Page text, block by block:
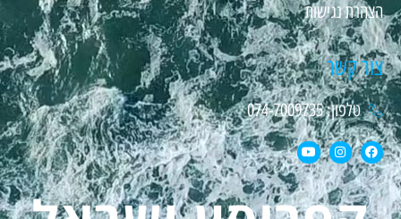
הצהרת נגישות
צור קשר
טלפון: 074-7009735